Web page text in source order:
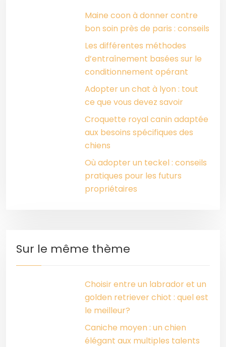
Maine coon à donner contre
bon soin près de paris : conseils
Les différentes méthodes
d’entraînement basées sur le
conditionnement opérant
Adopter un chat à lyon : tout
ce que vous devez savoir
Croquette royal canin adaptée
aux besoins spécifiques des
chiens
Où adopter un teckel : conseils
pratiques pour les futurs
propriétaires
Sur le même thème
Choisir entre un labrador et un
golden retriever chiot : quel est
le meilleur?
Caniche moyen : un chien
élégant aux multiples talents